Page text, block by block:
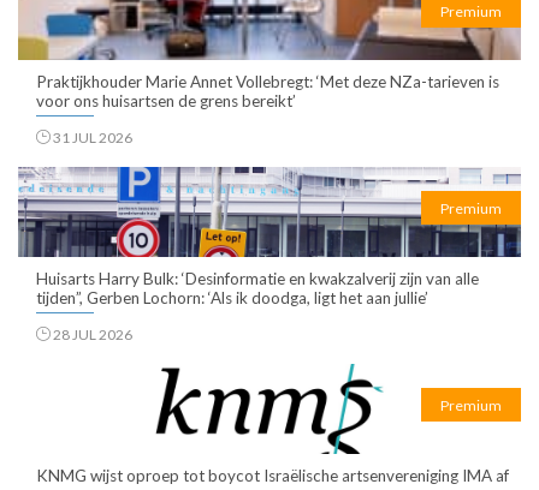
Premium
Praktijkhouder Marie Annet Vollebregt: ‘Met deze NZa-tarieven is
voor ons huisartsen de grens bereikt’
31 JUL 2026
Premium
Huisarts Harry Bulk: ‘Desinformatie en kwakzalverij zijn van alle
tijden”, Gerben Lochorn: ‘Als ik doodga, ligt het aan jullie’
28 JUL 2026
Premium
KNMG wijst oproep tot boycot Israëlische artsenvereniging IMA af